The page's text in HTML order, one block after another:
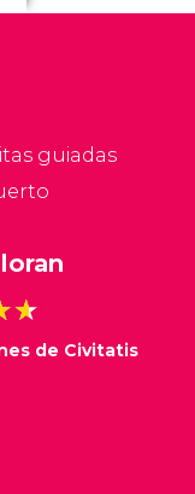
guiadas
de Civitatis